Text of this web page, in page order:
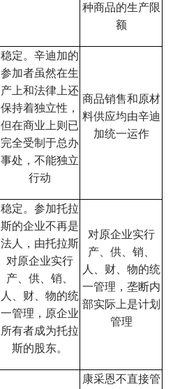
种商品的生产限
额
稳定。辛迪加的
参加者虽然在生
产上和法律上还
保持着独立性，
但在商业上则已
完全受制于总办
事处，不能独立
行动
商品销售和原材
料供应均由辛迪
加统一运作
稳定。参加托拉
斯的企业不再是
法人，由托拉斯
对原企业实行
产、供、销、
人、财、物的统
一管理，原企业
所有者成为托拉
斯的股东。
对原企业实行
产、供、销、
人、财、物的统
一管理，垄断内
部实际上是计划
管理
康采恩不直接管